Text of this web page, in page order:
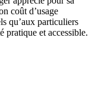
coût d’usage
qu’aux particuliers
pratique et accessible.